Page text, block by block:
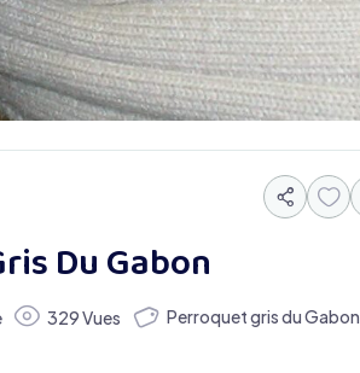
Du Gabon
329 Vues
Perroquet gris du Gabon